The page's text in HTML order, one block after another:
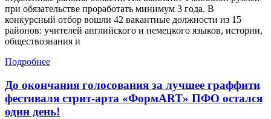
при обязательстве проработать минимум 3 года. В
конкурсный отбор вошли 42 вакантные должности из 15
районов: учителей английского и немецкого языков, истории,
обществознания и
Подробнее
До окончания голосования за лучшее граффити
фестиваля стрит-арта «ФормART» ПФО остался
один день!